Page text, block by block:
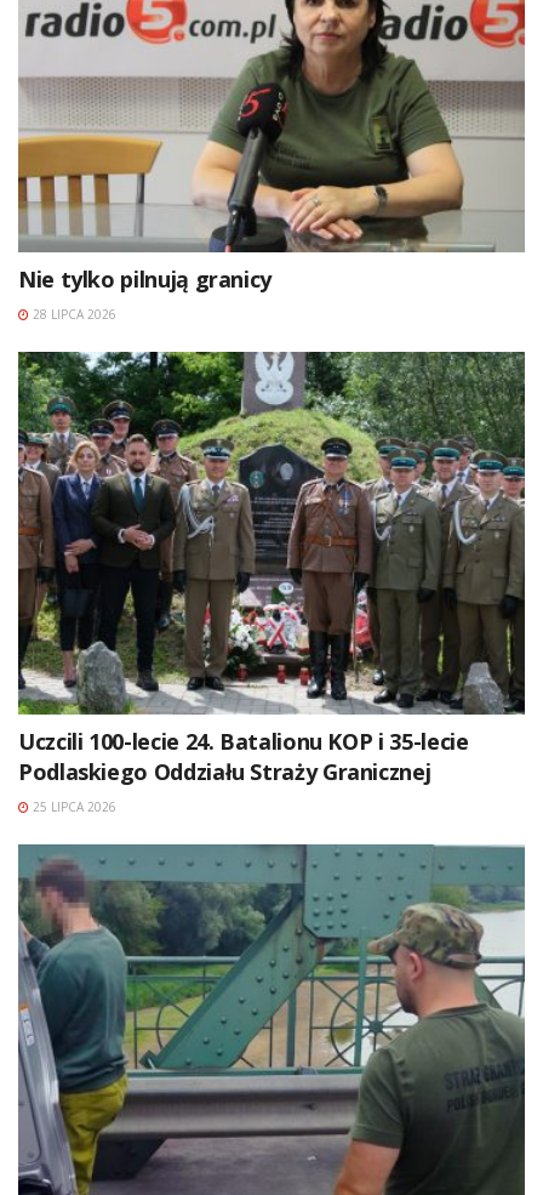
Nie tylko pilnują granicy
28 LIPCA 2026
Uczcili 100-lecie 24. Batalionu KOP i 35-lecie
Podlaskiego Oddziału Straży Granicznej
25 LIPCA 2026